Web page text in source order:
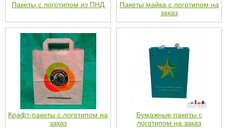
Пакеты с логотипом из ПНД
Пакеты майка с логотипом на
заказ
Крафт-пакеты с логотипом на
заказ
Бумажные пакеты с
логотипом на заказ